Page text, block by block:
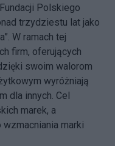
Polskiego
trzydziestu lat jako
W ramach tej
firm, oferujących
swoim walorom
wyróżniają
dla innych. Cel
marek, a
marki